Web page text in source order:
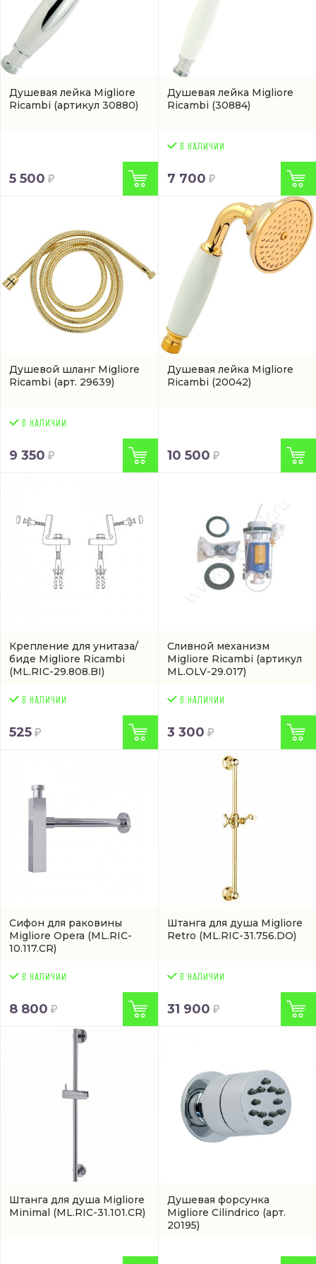
Душевая лейка Migliore
Ricambi (артикул 30880)
5 500
Душевая лейка Migliore
Ricambi (30884)
7 700
Душевой шланг Migliore
Ricambi (арт. 29639)
9 350
Душевая лейка Migliore
Ricambi (20042)
10 500
Крепление для унитаза/
биде Migliore Ricambi
(ML.RIC-29.808.BI)
525
Сливной механизм
Migliore Ricambi (артикул
ML.OLV-29.017)
3 300
Сифон для раковины
Migliore Opera (ML.RIC-
10.117.CR)
8 800
Штанга для душа Migliore
Retro (ML.RIC-31.756.DO)
31 900
Штанга для душа Migliore
Minimal (ML.RIC-31.101.CR)
Душевая форсунка
Migliore Cilindrico (арт.
20195)